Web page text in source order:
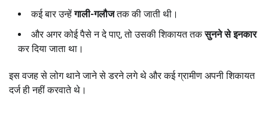
कई बार उन्हेंगाली-गलौजतक की जाती थी।
और अगर कोई पैसे न दे पाए, तो उसकी शिकायत तकसुनने से इनकार
कर दिया जाता था।
इस वजह से लोग थाने जाने से डरने लगे थे और कई ग्रामीण अपनी शिकायत
दर्ज ही नहीं करवाते थे।